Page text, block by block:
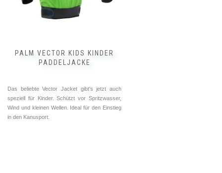
PALM VECTOR KIDS KINDER
PADDELJACKE
Das beliebte Vector Jacket gibt's jetzt auch
speziell für Kinder. Schützt vor Spritzwasser,
Wind und kleinen Wellen. Ideal für den Einstieg
in den Kanusport.